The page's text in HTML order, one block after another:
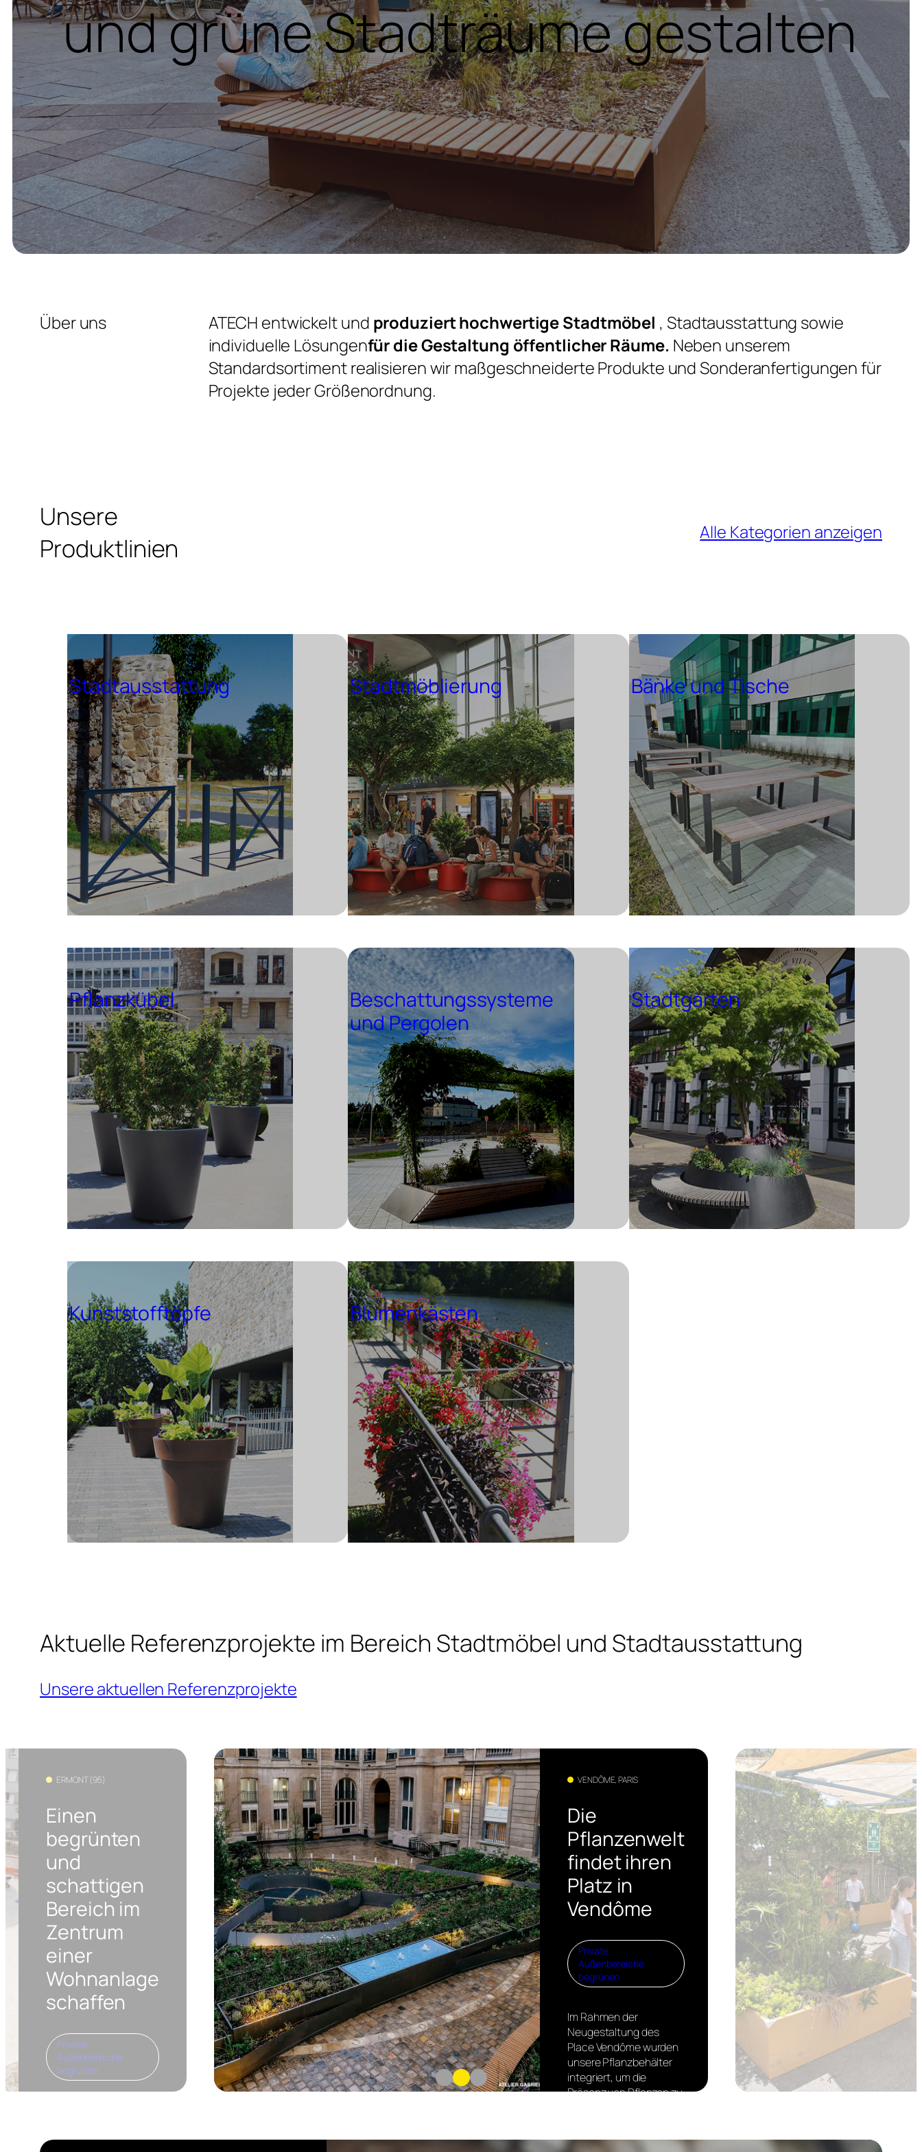
und grüne Stadträume gestalten
Über uns ATECH entwickelt und produziert hochwertige Stadtmöbel , Stadtausstattung sowie
individuelle Lösungenfür die Gestaltung öffentlicher Räume. Neben unserem
Standardsortiment realisieren wir maßgeschneiderte Produkte und Sonderanfertigungen für
Projekte jeder Größenordnung.
Unsere
Produktlinien
Alle Kategorien anzeigen
Stadtausstattung Stadtmöblierung Bänke und Tische
Pflanzkübel
Beschattungssysteme
und Pergolen
Stadtgärten
Kunststofftöpfe Blumenkästen
Aktuelle Referenzprojekte im Bereich Stadtmöbel und Stadtausstattung
Unsere aktuellen Referenzprojekte
ERMONT (95)
Einen
begrünten
und
schattigen
Bereich im
Zentrum
einer
Wohnanlage
schaffen
Private
Außenbereiche
begrünen
dank
VENDÔME, PARIS
Die
Pflanzenwelt
findet ihren
Platz in
Vendôme
Private
Außenbereiche
begrünen
Im Rahmen der
Neugestaltung des
Place Vendôme wurden
unsere Pflanzbehälter
integriert, um die
Präsenz von Pflanzen zu
Gleichgewicht zwischen